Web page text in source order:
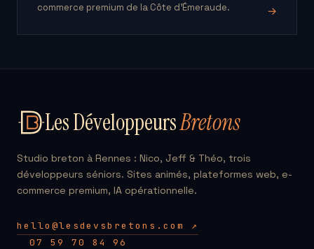
commerce premium de la Côte d'Émeraude.
→
Les DéveloppeursBretons
Studio breton à Rennes : Nico, Jeff & Théo, trois
développeurs séniors. Sites animés, plateformes web, e-
commerce premium, IA opérationnelle.
hello@lesdevsbretons.com ↗
07 59 70 84 96